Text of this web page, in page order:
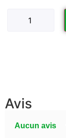
Avis
Aucun avis